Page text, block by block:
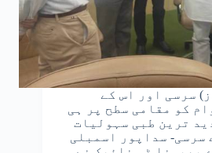
سرسی اور اس کے
کو مقامی سطح پر ہی
ترین طبی سہولیات
سرسی- سداپور اسمبلی